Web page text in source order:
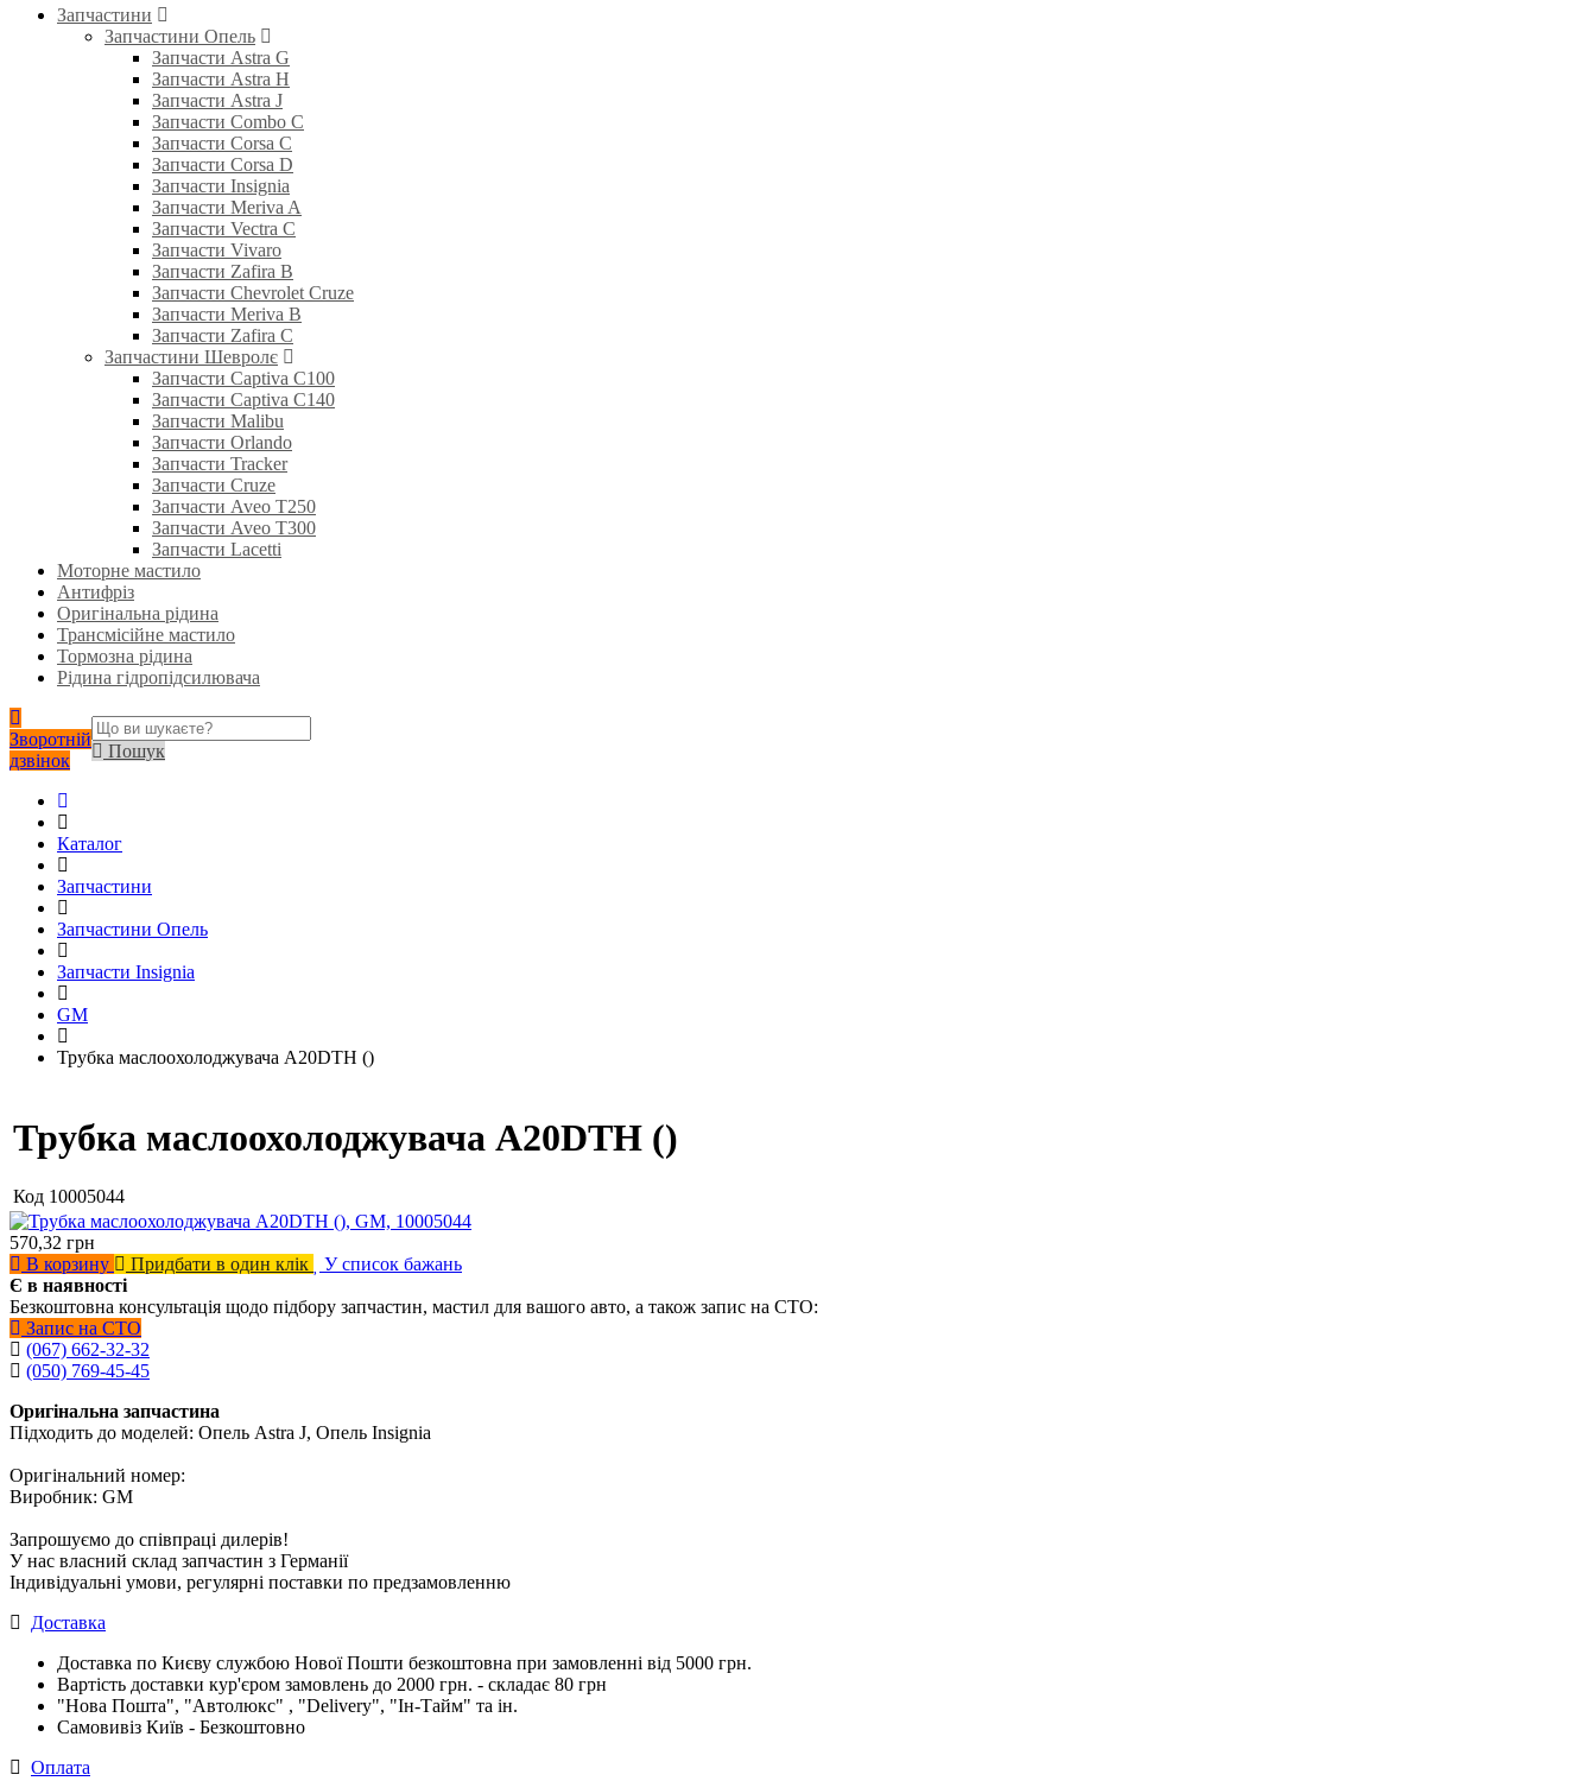
Запчастини
Запчастини Опель
Запчасти Astra G
Запчасти Astra H
Запчасти Astra J
Запчасти Combo C
Запчасти Corsa C
Запчасти Corsa D
Запчасти Insignia
Запчасти Meriva A
Запчасти Vectra C
Запчасти Vivaro
Запчасти Zafira B
Запчасти Chevrolet Cruze
Запчасти Meriva B
Запчасти Zafira C
Запчастини Шевролє
Запчасти Captiva C100
Запчасти Captiva C140
Запчасти Malibu
Запчасти Orlando
Запчасти Tracker
Запчасти Cruze
Запчасти Aveo T250
Запчасти Aveo T300
Запчасти Lacetti
Моторне мастило
Антифріз
Оригінальна рідина
Трансмісійне мастило
Тормозна рідина
Рідина гідропідсилювача
Зворотній
дзвінок
Пошук
Каталог
Запчастини
Запчастини Опель
Запчасти Insignia
GM
Трубка маслоохолоджувача A20DTH ()
Трубка маслоохолоджувача A20DTH ()
Код 10005044
570,32 грн
В корзину
Придбати в один клік
У список бажань
Є в наявності
Безкоштовна консультація щодо підбору запчастин, мастил для вашого авто, а також запис на СТО:
Запис на СТО
(067) 662-32-32
(050) 769-45-45
Оригінальна запчастина
Підходить до моделей: Опель Astra J, Опель Insignia
Оригінальний номер:
Виробник: GM
Запрошуємо до співпраці дилерів!
У нас власний склад запчастин з Германії
Індивідуальні умови, регулярні поставки по предзамовленню
Доставка
Доставка по Києву службою Нової Пошти безкоштовна при замовленні від 5000 грн.
Вартість доставки кур'єром замовлень до 2000 грн. - складає 80 грн
"Нова Пошта", "Автолюкс" , "Delivery", "Iн-Тайм" та ін.
Самовивіз Київ - Безкоштовно
Оплата